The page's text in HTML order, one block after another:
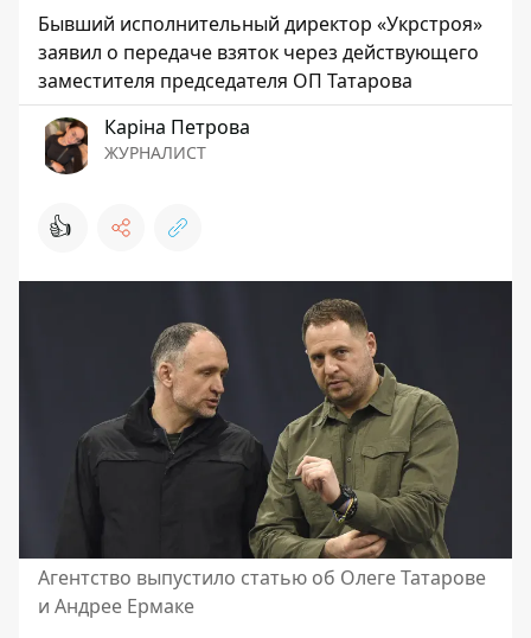
Бывший исполнительный директор «Укрстроя»
заявил о передаче взяток через действующего
заместителя председателя ОП Татарова
Каріна Петрова
ЖУРНАЛИСТ
👍
Агентство выпустило статью об Олеге Татарове
и Андрее Ермаке